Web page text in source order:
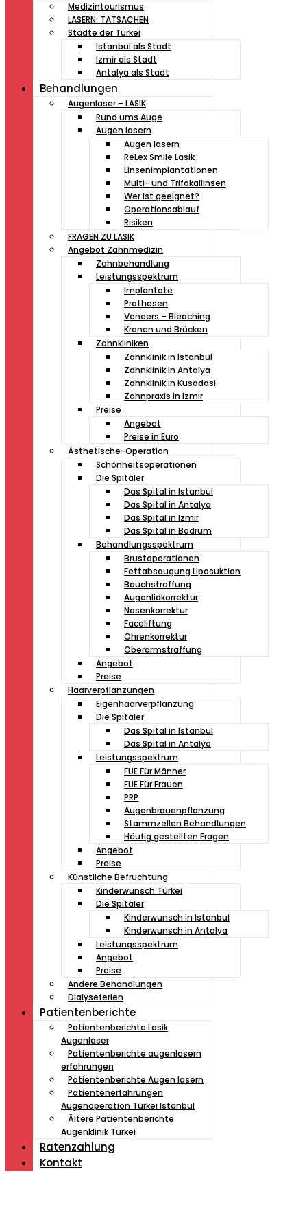
Medizintourismus
LASERN: TATSACHEN
Städte der Türkei
Istanbul als Stadt
Izmir als Stadt
Antalya als Stadt
Behandlungen
Augenlaser – LASIK
Rund ums Auge
Augen lasern
Augen lasern
ReLex Smile Lasik
Linsenimplantationen
Multi- und Trifokallinsen
Wer ist geeignet?
Operationsablauf
Risiken
FRAGEN ZU LASIK
Angebot Zahnmedizin
Zahnbehandlung
Leistungsspektrum
Implantate
Prothesen
Veneers – Bleaching
Kronen und Brücken
Zahnkliniken
Zahnklinik in Istanbul
Zahnklinik in Antalya
Zahnklinik in Kusadasi
Zahnpraxis in Izmir
Preise
Angebot
Preise in Euro
Ästhetische-Operation
Schönheitsoperationen
Die Spitäler
Das Spital in Istanbul
Das Spital in Antalya
Das Spital in Izmir
Das Spital in Bodrum
Behandlungsspektrum
Brustoperationen
Fettabsaugung Liposuktion
Bauchstraffung
Augenlidkorrektur
Nasenkorrektur
Faceliftung
Ohrenkorrektur
Oberarmstraffung
Angebot
Preise
Haarverpflanzungen
Eigenhaarverpflanzung
Die Spitäler
Das Spital in Istanbul
Das Spital in Antalya
Leistungsspektrum
FUE Für Männer
FUE Für Frauen
PRP
Augenbrauenpflanzung
Stammzellen Behandlungen
Häufig gestellten Fragen
Angebot
Preise
Künstliche Befruchtung
Kinderwunsch Türkei
Die Spitäler
Kinderwunsch in Istanbul
Kinderwunsch in Antalya
Leistungsspektrum
Angebot
Preise
Andere Behandlungen
Dialyseferien
Patientenberichte
Patientenberichte Lasik
Augenlaser
Patientenberichte augenlasern
erfahrungen
Patientenberichte Augen lasern
Patientenerfahrungen
Augenoperation Türkei Istanbul
Ältere Patientenberichte
Augenklinik Türkei
Ratenzahlung
Kontakt